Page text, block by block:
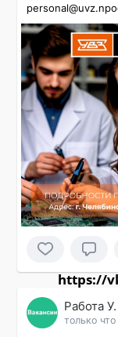
https://
только что